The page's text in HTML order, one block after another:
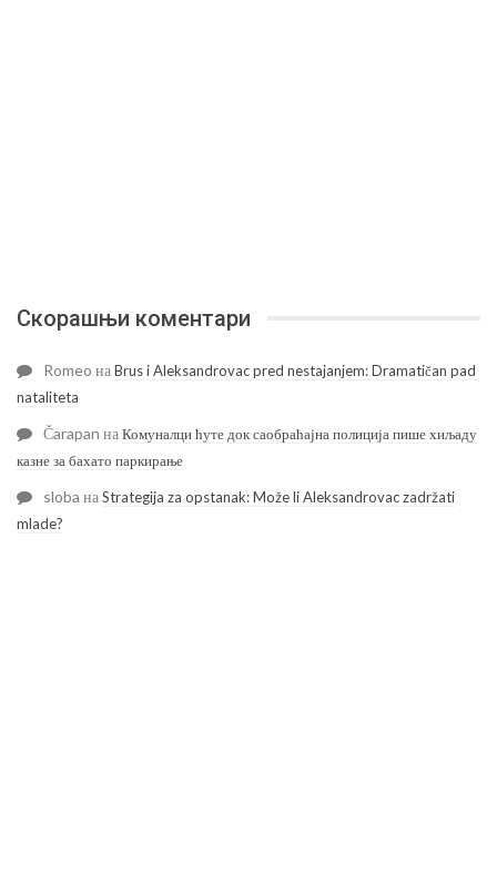
Скорашњи коментари
Romeo наBrus i Aleksandrovac pred nestajanjem: Dramatičan pad
nataliteta
Čarapan наКомуналци ћуте док саобраћајна полиција пише хиљаду
казне за бахато паркирање
sloba наStrategija za opstanak: Može li Aleksandrovac zadržati
mlade?